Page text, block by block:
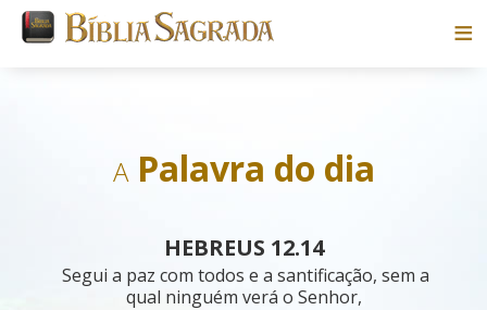
Blog
APalavra do dia
HEBREUS 12.14
Segui a paz com todos e a santificação, sem a
qual ninguém verá o Senhor,